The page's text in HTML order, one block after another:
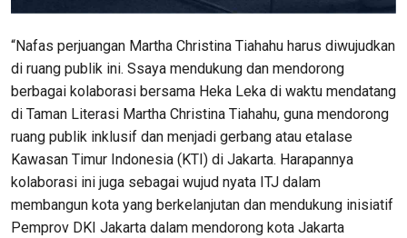
“Nafas perjuangan Martha Christina Tiahahu harus diwujudkan
di ruang publik ini. Ssaya mendukung dan mendorong
berbagai kolaborasi bersama Heka Leka di waktu mendatang
di Taman Literasi Martha Christina Tiahahu, guna mendorong
ruang publik inklusif dan menjadi gerbang atau etalase
Kawasan Timur Indonesia (KTI) di Jakarta. Harapannya
kolaborasi ini juga sebagai wujud nyata ITJ dalam
membangun kota yang berkelanjutan dan mendukung inisiatif
Pemprov DKI Jakarta dalam mendorong kota Jakarta